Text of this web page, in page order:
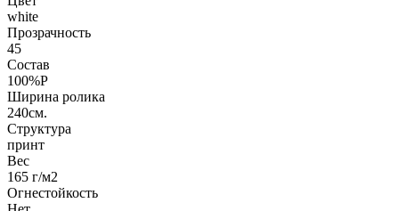
white
Прозрачность
45
Состав
100%P
Ширина ролика
240см.
Структура
принт
Вес
165 г/м2
Огнестойкость